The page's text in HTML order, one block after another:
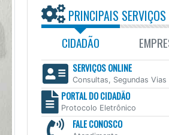
PRINCIPAIS SERVIÇOS
CIDADÃO
SERVIÇOS ONLINE
Consultas, Segundas Vias
PORTAL DO CIDADÃO
Protocolo Eletrônico
FALE CONOSCO